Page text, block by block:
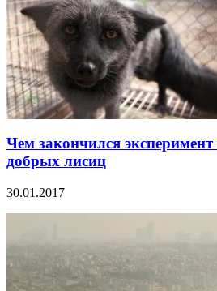
Чем закончился
добрых лисиц
30.01.2017